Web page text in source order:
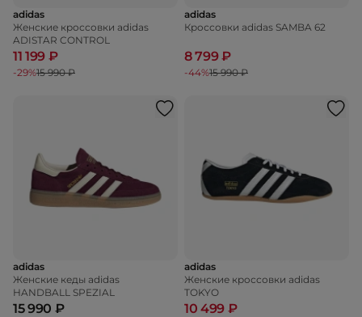
adidas
Женские кроссовки adidas
ADISTAR CONTROL
11 199 ₽
-29%15 990 ₽
adidas
Кроссовки adidas SAMBA 62
8 799 ₽
-44%15 990 ₽
adidas
Женские кеды adidas
HANDBALL SPEZIAL
15 990 ₽
adidas
Женские кроссовки adidas
TOKYO
10 499 ₽